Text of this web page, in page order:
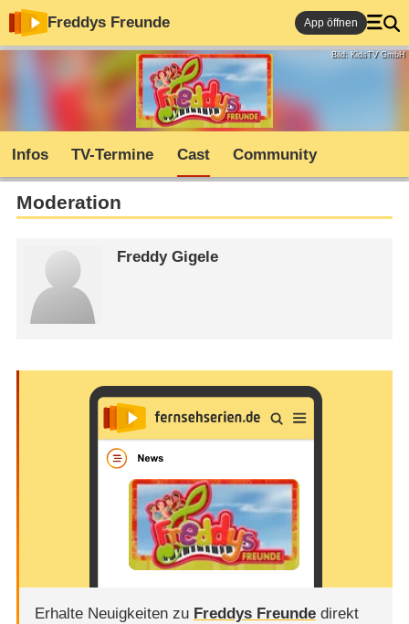
Freddys Freunde App öffnen
Bild: KidsTV GmbH
Infos TV-Termine Cast Community
Moderation
Freddy Gigele
Erhalte Neuigkeiten zu Freddys Freundedirekt